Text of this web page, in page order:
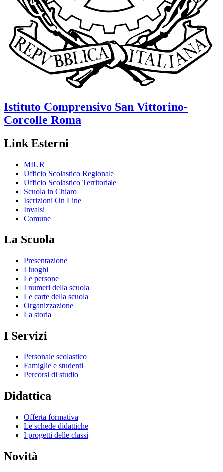
Istituto Comprensivo San Vittorino-
Corcolle Roma
Link Esterni
MIUR
Ufficio Scolastico Regionale
Ufficio Scolastico Territoriale
Scuola in Chiaro
Iscrizioni On Line
Invalsi
Comune
La Scuola
Presentazione
I luoghi
Le persone
I numeri della scuola
Le carte della scuola
Organizzazione
La storia
I Servizi
Personale scolastico
Famiglie e studenti
Percorsi di studio
Didattica
Offerta formativa
Le schede didattiche
I progetti delle classi
Novità